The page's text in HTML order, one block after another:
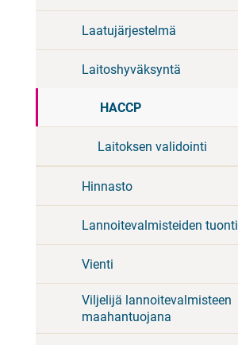
Laatujärjestelmä
Laitoshyväksyntä
HACCP
Laitoksen validointi
Hinnasto
Lannoitevalmisteiden tuonti
Vienti
Viljelijä lannoitevalmisteen
maahantuojana